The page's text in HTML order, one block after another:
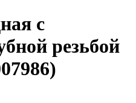
с
резьбой